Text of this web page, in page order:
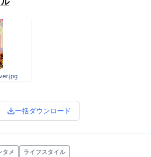
一括ダウンロード
タメ ライフスタイル